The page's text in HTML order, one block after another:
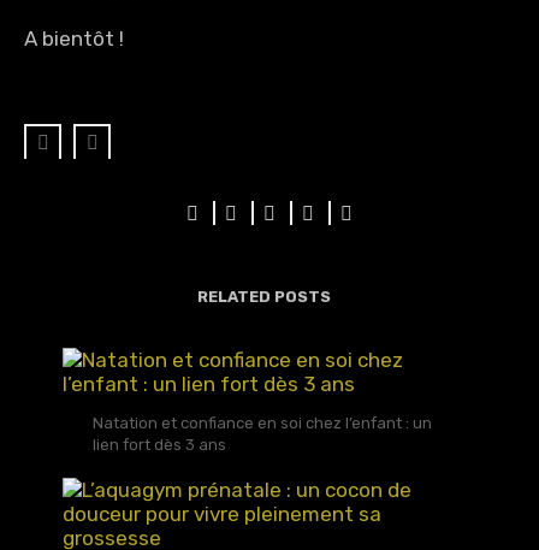
A bientôt !
RELATED POSTS
Natation et confiance en soi chez l’enfant : un
lien fort dès 3 ans